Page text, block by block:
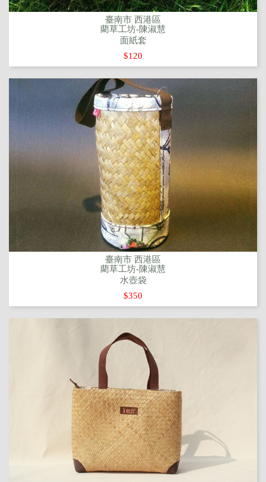
臺南市 西港區
藺草工坊-陳淑慧
面紙套
$120
臺南市 西港區
藺草工坊-陳淑慧
水壺袋
$350